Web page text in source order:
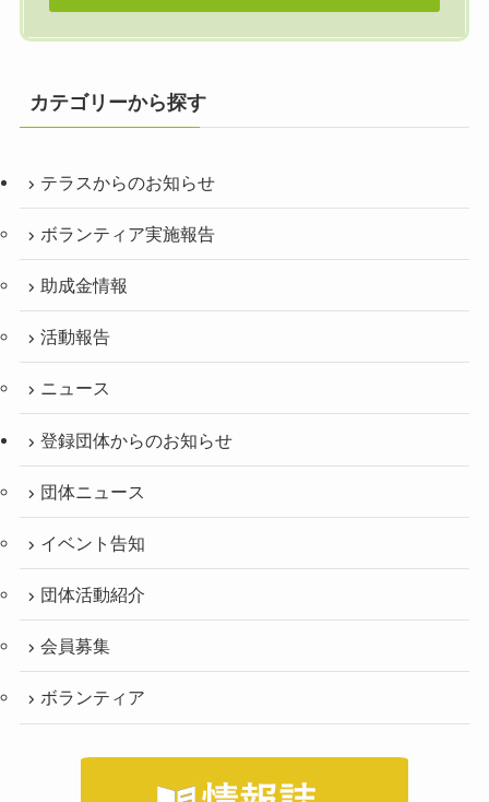
カテゴリーから探す
テラスからのお知らせ
ボランティア実施報告
助成金情報
活動報告
ニュース
登録団体からのお知らせ
団体ニュース
イベント告知
団体活動紹介
会員募集
ボランティア